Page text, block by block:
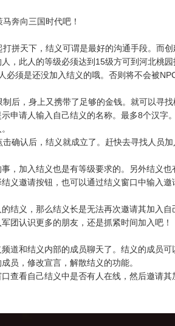
奔向三国时代吧！
拼天下，结义可谓是最好的沟通手段。而
，此人的等级必须达到15级方可到河北桃
必须是还没加入结义的哦。否则将不会被
后，身上又携带了足够的金钱。就可以寻
申请人输入自己结义的名称。最多8个汉
确认后，结义就成立了。赶快去寻找人员加
，加入结义也是有等级要求的。另外结义
义邀请按钮，也可以通过结义窗口中输入
结义，那么结义长是无法再次邀请其加入自
团认识更多的朋友，还是抓紧时间加入吧！
道和结义内部的成员聊天了。结义的成员
员，修改宣言，解散结义的功能。
查看自己结义中是否有人在线，然后邀请